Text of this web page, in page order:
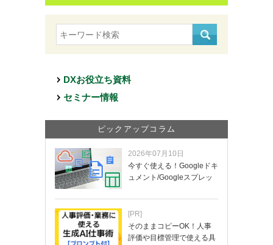
DXお役立ち資料
セミナー情報
ピックアップコラム
2026年07月10日
今すぐ使える！Googleドキ
ュメント/Googleスプレッ
[PR]
そのままコピーOK！人事
評価や目標管理で使える具